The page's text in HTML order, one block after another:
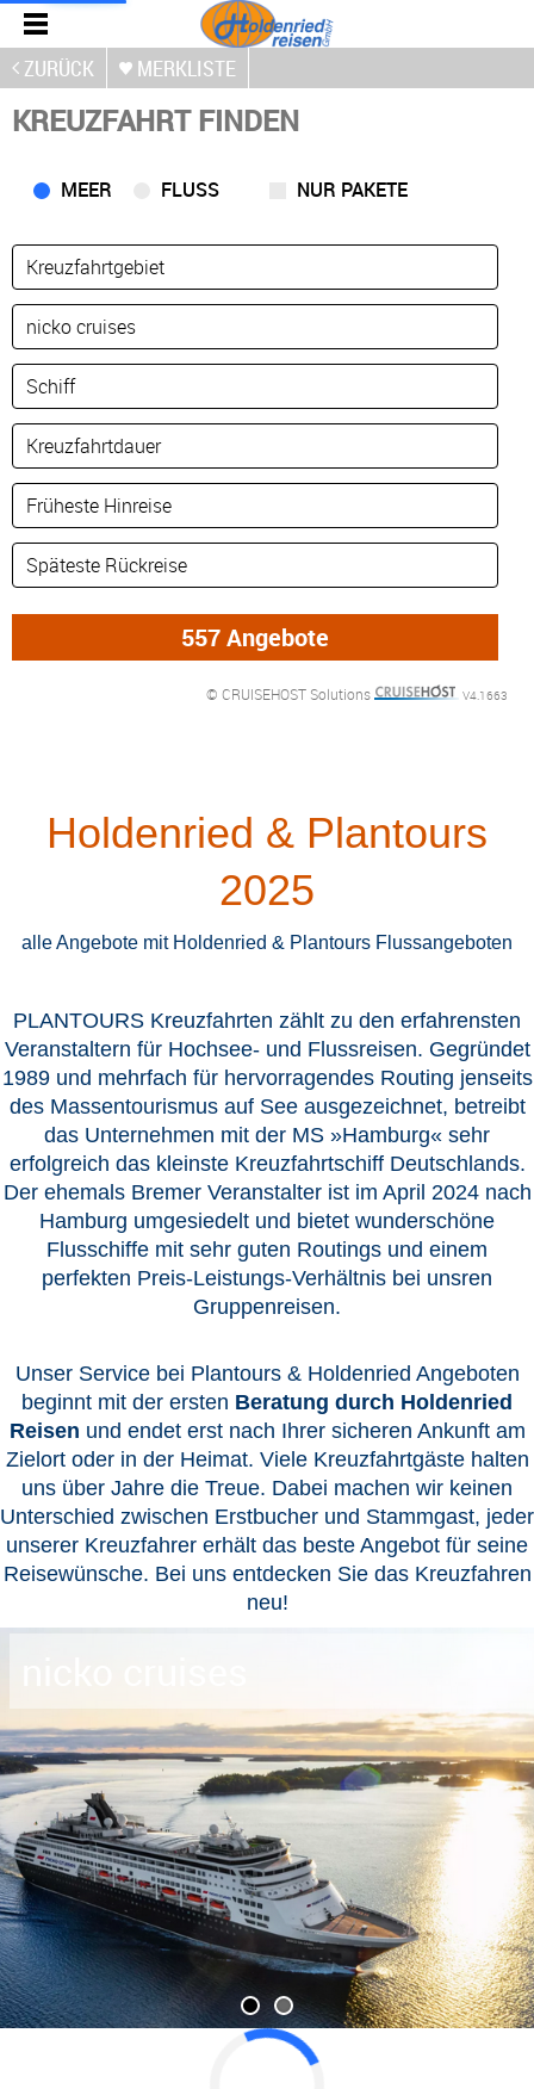
ZURÜCK MERKLISTE
KREUZFAHRT FINDEN
MEER FLUSS NUR PAKETE
© CRUISEHOST Solutions V4.1663
Holdenried & Plantours
PLANTOURS Kreuzfahrten zählt zu den erfahrensten
Veranstaltern für Hochsee- und Flussreisen. Gegründet
1989 und mehrfach für hervorragendes Routing jenseits
des Massentourismus auf See ausgezeichnet, betreibt
das Unternehmen mit der MS »Hamburg« sehr
erfolgreich das kleinste Kreuzfahrtschiff Deutschlands.
Der ehemals Bremer Veranstalter ist im April 2024 nach
Hamburg umgesiedelt und bietet wunderschöne
Flusschiffe mit sehr guten Routings und einem
perfekten Preis-Leistungs-Verhältnis bei unsren
Gruppenreisen.